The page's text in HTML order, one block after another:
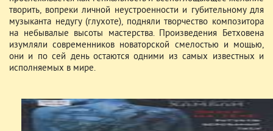
творить, вопреки личной неустроенности и губительному для
музыканта недугу (глухоте), подняли творчество композитора
на небывалые высоты мастерства. Произведения Бетховена
изумляли современников новаторской смелостью и мощью,
они и по сей день остаются одними из самых известных и
исполняемых в мире.